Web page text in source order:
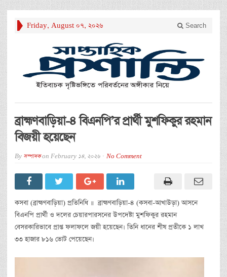
Friday, August 07, 2026 Search
ব্রাহ্মণবাড়িয়া-৪ বিএনপি’র প্রার্থী মুশফিকুর রহমান
বিজয়ী হয়েছেন
By সম্পাদকon February 14, 2026 No Comment
কসবা (ব্রাহ্মণবাড়িয়া) প্রতিনিধি ॥ ব্রাহ্মণবাড়িয়া-৪ (কসবা-আখাউড়া) আসনে
বিএনপি প্রার্থী ও দলের চেয়ারপারসনের উপদেষ্টা মুশফিকুর রহমান
বেসরকারিভাবে প্রাপ্ত ফলাফলে জয়ী হয়েছেন। তিনি ধানের শীষ প্রতীকে ১ লাখ
৩৩ হাজার ৮১৬ ভোট পেয়েছেন।